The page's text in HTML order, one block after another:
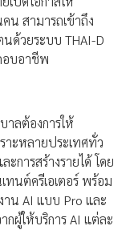
สามารถเข้าถึง
ด้วยระบบ THAI-D
อบอาชีพ
าลต้องการให้
าะหลายประเทศทั่ว
ะการสร้างรายได้ โดย
ทนต์ครีเอเตอร์ พร้อม
าน AI แบบ Pro และ
กผู้ให้บริการ AI แต่ละ